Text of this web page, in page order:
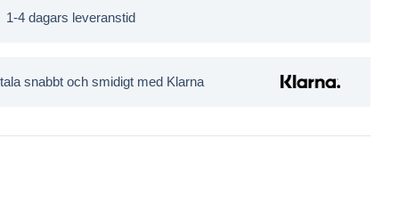
1-4 dagars leveranstid
snabbt och smidigt med Klarna